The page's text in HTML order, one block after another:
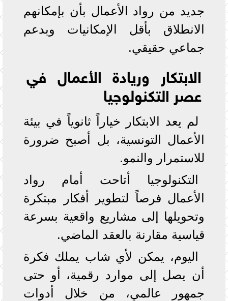
جديد من رواد الأعمال بأن بإمكانهم
الانطلاق بأقل الإمكانيات وبدعم
جماعي حقيقي.
الابتكار وريادة الأعمال في
عصر التكنولوجيا
لم يعد الابتكار خياراً ثانوياً في بيئة
الأعمال التونسية، بل أصبح ضرورة
للاستمرار والنمو.
التكنولوجيا أتاحت أمام رواد
الأعمال فرصاً لتطوير أفكار مبتكرة
وتحويلها إلى مشاريع واقعية بسرعة
قياسية مقارنة بالعقد الماضي.
اليوم، يمكن لأي شاب يملك فكرة
أن يصل إلى موارد رقمية، أو حتى
جمهور عالمي، من خلال أدوات